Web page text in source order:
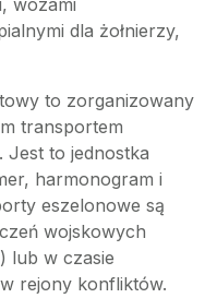
wozami
dla żołnierzy,
to zorganizowany
transportem
Jest to jednostka
harmonogram i
eszelonowe są
wojskowych
lub w czasie
rejony konfliktów.